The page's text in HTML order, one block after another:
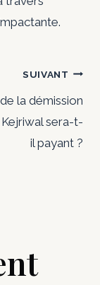
SUIVANT
la démission
Kejriwal sera-t-
il payant ?